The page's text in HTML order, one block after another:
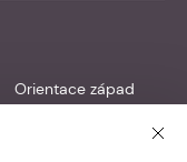
Orientace západ